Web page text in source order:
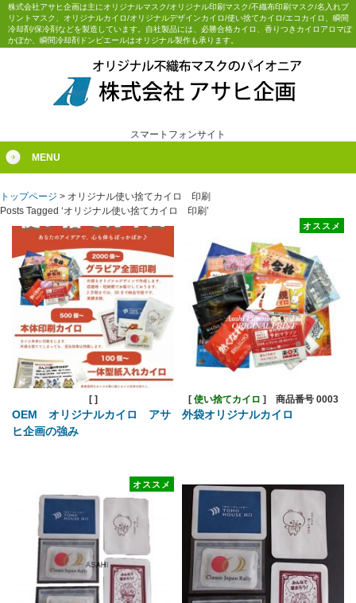
株式会社アサヒ企画は主にオリジナルマスク/オリジナル印刷マスク/不織布印刷マスク/名入れプ
リントマスク、オリジナルカイロ/オリジナルデザインカイロ/使い捨てカイロ/エコカイロ、瞬間
冷却剤/保冷剤などを製造しています。自社製品には、必勝合格カイロ、香りつきカイロアロマぽ
かぽか、瞬間冷却剤ドンピエールはオリジナル製作も承ります。
スマートフォンサイト
MENU
トップページ > オリジナル使い捨てカイロ 印刷
Posts Tagged ‘オリジナル使い捨てカイロ 印刷’
[ ]
OEM オリジナルカイロ アサ
ヒ企画の強み
オススメ
[ 使い捨てカイロ ] 商品番号 0003
外袋オリジナルカイロ
オススメ